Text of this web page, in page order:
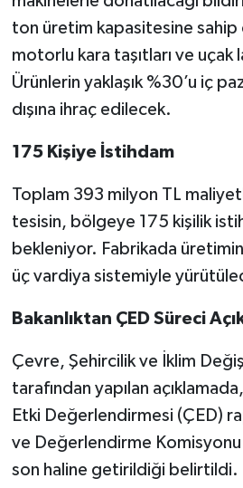
ton üretim kapasitesine
motorlu kara taşıtları ve
Ürünlerin yaklaşık %30’u iç
dışına ihraç edilecek.
175 Kişiye İstihdam
Toplam 393 milyon TL
tesisin, bölgeye 175 kişilik
bekleniyor. Fabrikada
üç vardiya sistemiyle
Bakanlıktan ÇED Süreci
Çevre, Şehircilik ve İklim
tarafından yapılan
Etki Değerlendirmesi (ÇED)
ve Değerlendirme Komisyonu
son haline getirildiği belirtildi.